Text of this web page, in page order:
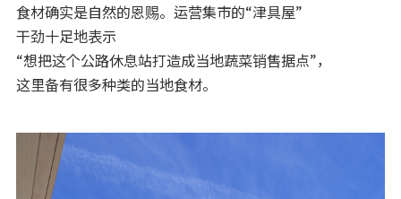
食材确实是自然的恩赐。运营集市的“津具屋”
干劲十足地表示
“想把这个公路休息站打造成当地蔬菜销售据点”，
这里备有很多种类的当地食材。